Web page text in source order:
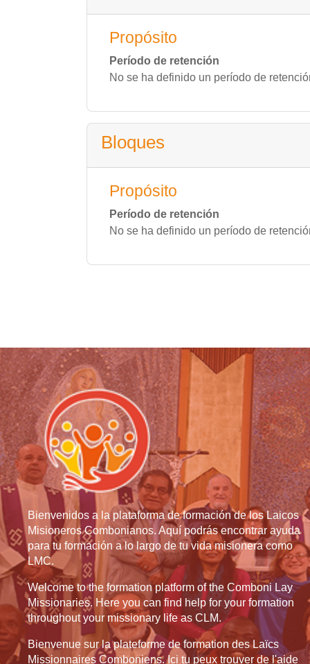
Propósito
Período de retención
No se ha definido un período de
Bloques
Propósito
Período de retención
No se ha definido un período de
Bienvenidos a la plataforma de formación de los Laicos
Misioneros Combonianos. Aquí podrás encontrar ayuda
para tu formación a lo largo de tu vida misionera como
LMC.
Welcome to the formation platform of the Comboni Lay
Missionaries. Here you can find help for your formation
throughout your missionary life as CLM.
Bienvenue sur la plateforme de formation des Laïcs
Missionnaires Comboniens. Ici tu peux trouver de l'aide